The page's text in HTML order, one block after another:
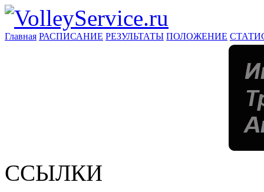
Главная РАСПИСАНИЕ РЕЗУЛЬТАТЫ ПОЛОЖЕНИЕ
ССЫЛКИ